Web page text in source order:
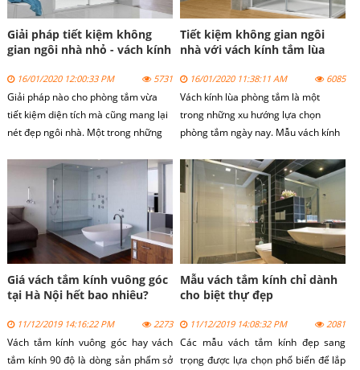
Giải pháp tiết kiệm không
gian ngôi nhà nhỏ - vách kính
16/01/2020 12:00:33 PM 5731
Giải pháp nào cho phòng tắm vừa
tiết kiệm diện tích mà cũng mang lại
nét đẹp ngôi nhà. Một trong những
Tiết kiệm không gian ngôi
nhà với vách kính tắm lùa
16/01/2020 11:38:11 AM 6085
Vách kính lùa phòng tắm là một
trong những xu hướng lựa chọn
phòng tắm ngày nay. Mẫu vách kính
tiết kiệm không gian, diện tích ngôi
nhà.
Giá vách tắm kính vuông góc
tại Hà Nội hết bao nhiêu?
11/12/2019 14:16:22 PM 2273
Vách tắm kính vuông góc hay vách
tắm kính 90 độ là dòng sản phẩm sở
Mẫu vách tắm kính chỉ dành
cho biệt thự đẹp
11/12/2019 14:08:32 PM 2081
Các mẫu vách tắm kính đẹp sang
trọng được lựa chọn phổ biến để lắp